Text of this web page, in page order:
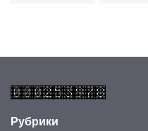
Рубрики